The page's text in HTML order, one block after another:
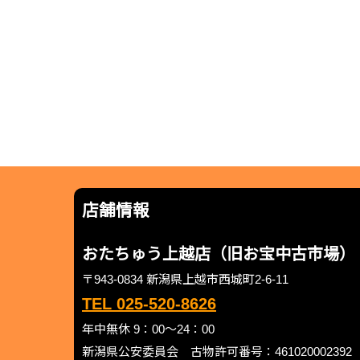
店舗情報
おたちゅう上越店（旧お宝中古市場）
〒943-0834 新潟県上越市西城町2-6-11
TEL 025-520-8626
年中無休 9：00～24：00
新潟県公安委員会 古物許可番号：461020002392